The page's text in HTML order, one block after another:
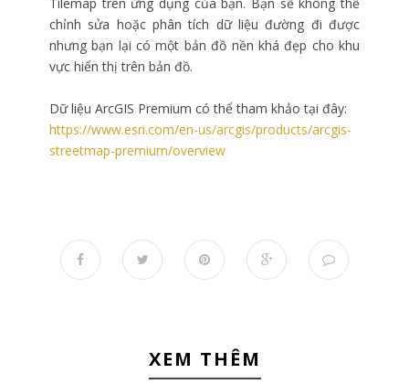
chỉnh sửa hoặc phân tích dữ liệu đường đi được
nhưng bạn lại có một bản đồ nền khá đẹp cho khu
vực hiển thị trên bản đồ.
Dữ liệu ArcGIS Premium có thể tham khảo tại đây:
https://www.esri.com/en-us/arcgis/products/arcgis-
streetmap-premium/overview
XEM THÊM